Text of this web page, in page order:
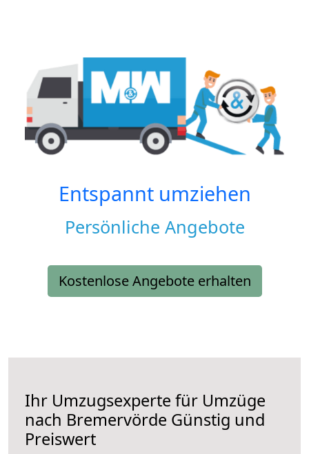
Entspannt umziehen
Persönliche Angebote
Kostenlose Angebote erhalten
Ihr Umzugsexperte für Umzüge
nach Bremervörde Günstig und
Preiswert